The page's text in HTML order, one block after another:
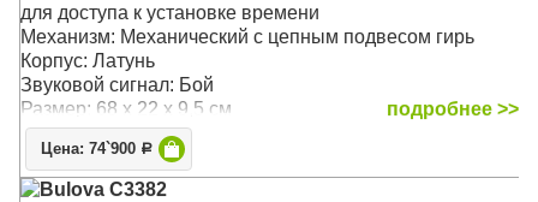
для доступа к установке времени
Механизм: Механический с цепным подвесом гирь
Корпус: Латунь
Звуковой сигнал: Бой
Размер: 68 х 22 х 9,5 см
подробнее >>
Цена: 74`900 Р
Bulova C3382